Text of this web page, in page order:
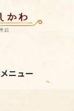
ニュー